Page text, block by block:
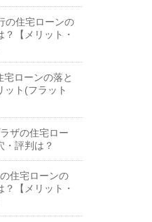
の住宅ローンの
？【メリット・
宅ローンの落と
ット(フラット
ザの住宅ロー
・評判は？
住宅ローンの
？【メリット・